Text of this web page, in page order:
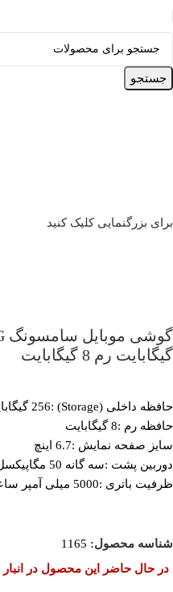
جستجو
برای بزرگنمایی کلیک کنید
گیگابایت رم 8 گیگابایت
حافظه داخلی (Storage) :256 گیگابایت
حافظه رم :8 گیگابایت
سایز صفحه نمایش :6.7 اینچ
دوربین پشت :سه گانه 50 مگاپیکسل + 12 مگاپیکسل + 5 مگاپیکسل
ظرفیت باتری :5000 میلی آمپر ساعت
شناسه محصول: 1165
در حال حاضر این محصول در